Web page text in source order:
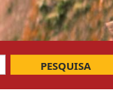
PESQUISA